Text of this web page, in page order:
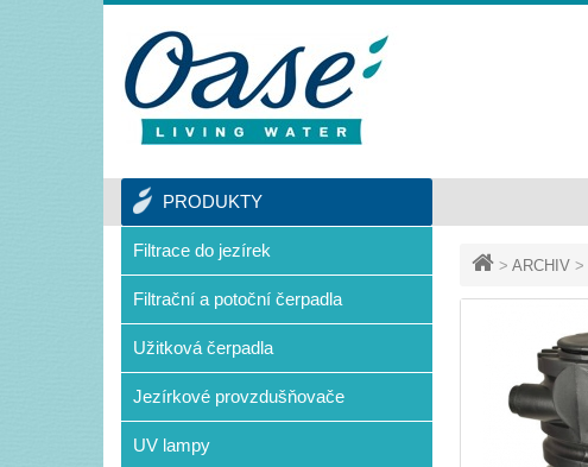
> ARCHIV >
PRODUKTY
Filtrace do jezírek
Filtrační a potoční čerpadla
Užitková čerpadla
Jezírkové provzdušňovače
UV lampy